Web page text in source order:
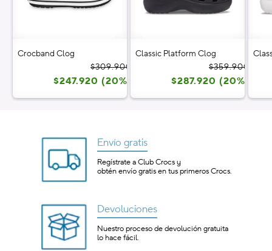
Crocband Clog
$309.900
oferta
$247.920 (20%)
Classic Platform Clog
$359.900
$287.920 (20%)
Envío gratis
Regístrate a Club Crocs y
obtén envío gratis en tus primeros Crocs.
Devoluciones
Nuestro proceso de devolución gratuita
lo hace fácil.